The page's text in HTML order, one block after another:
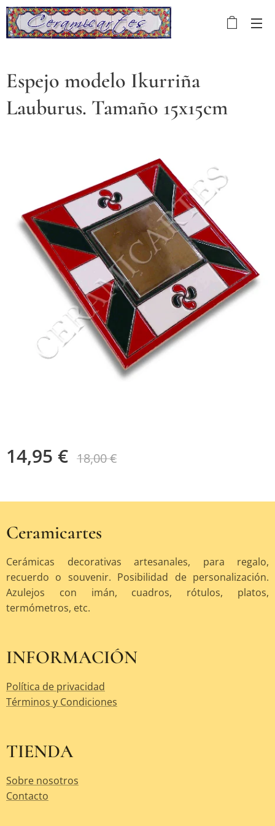
Espejo modelo Ikurriña
Lauburus. Tamaño 15x15cm
14,95 € 18,00€
Ceramicartes
Cerámicas decorativas artesanales, para regalo,
recuerdo o souvenir. Posibilidad de personalización.
Azulejos con imán, cuadros, rótulos, platos,
termómetros, etc.
INFORMACIÓN
Política de privacidad
Términos y Condiciones
TIENDA
Sobre nosotros
Contacto